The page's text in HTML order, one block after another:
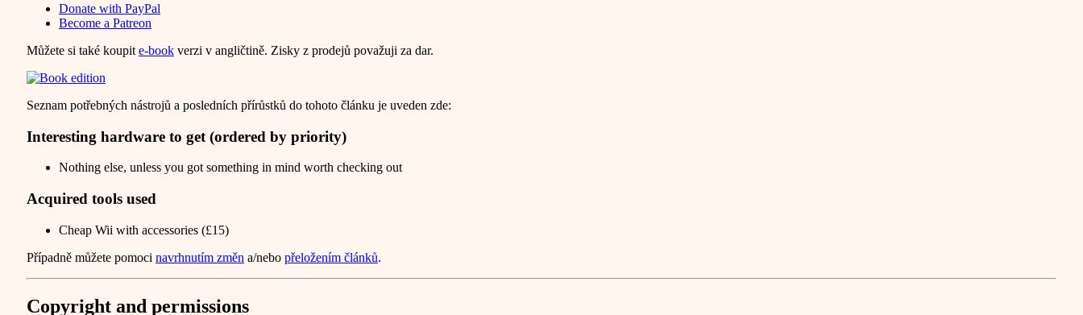
Donate with PayPal
Become a Patreon
Můžete si také koupit e-book verzi v angličtině. Zisky z prodejů považuji za dar.
Seznam potřebných nástrojů a posledních přírůstků do tohoto článku je uveden zde:
Interesting hardware to get (ordered by priority)
Nothing else, unless you got something in mind worth checking out
Acquired tools used
Cheap Wii with accessories (£15)
Případně můžete pomoci navrhnutím změn a/nebo přeložením článků.
Copyright and permissions